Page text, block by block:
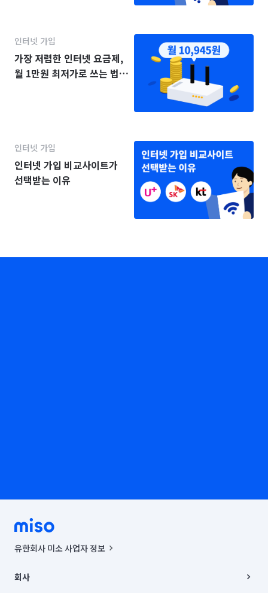
인터넷 가입
가장 저렴한 인터넷 요금제,
월 1만원 최저가로 쓰는 법
인터넷 가입
인터넷 가입 비교사이트가
선택받는 이유
유한회사 미소 사업자 정보
00019 |
회사